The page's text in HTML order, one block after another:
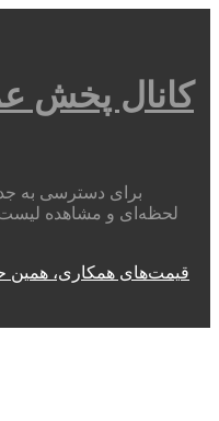
کانال پخش
برای دسترسی به
لحظه‌ای و مشاهده
قیمت‌های همکاری، همین